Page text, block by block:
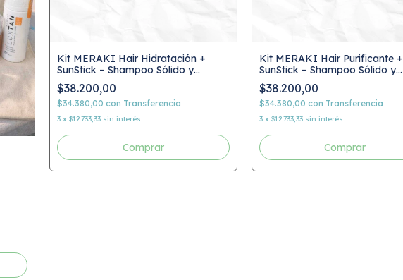
Kit MERAKI Hair Hidratación +
SunStick – Shampoo Sólido y
Protector Solar Natural
$38.200,00
$34.380,00con Transferencia
3 x$12.733,33 sin interés
Comprar
Kit MERAKI Hair Purificante +
SunStick – Shampoo Sólido y
Protector Solar Natural
$38.200,00
$34.380,00 con Transferencia
3 x $12.733,33 sin interés
Comprar